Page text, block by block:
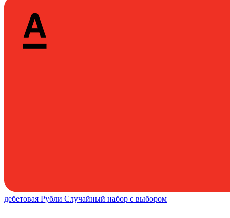
дебетовая Рубли Случайный набор с выбором